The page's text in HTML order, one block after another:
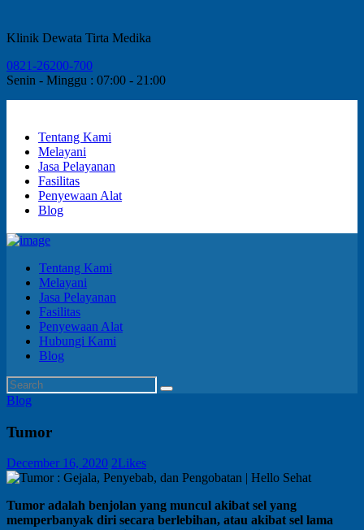
Klinik Dewata Tirta Medika
0821-26200-700
Senin - Minggu : 07:00 - 21:00
Tentang Kami
Melayani
Jasa Pelayanan
Fasilitas
Penyewaan Alat
Blog
Tentang Kami
Melayani
Jasa Pelayanan
Fasilitas
Penyewaan Alat
Hubungi Kami
Blog
Blog
Tumor
December 16, 2020 2Likes
Tumor adalah benjolan yang muncul akibat sel yang
memperbanyak diri secara berlebihan, atau akibat sel lama